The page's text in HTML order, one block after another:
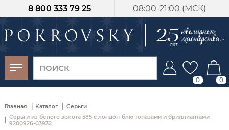
08:00-21:00 (МСК)
8 800 333 79 25
0 0
Главная | Каталог | Серьги
Серьги из белого золота 585 с лондон‑блю топазами и бриллиантами
9200926-03932
-30%
от 15 дней с
момента оплаты